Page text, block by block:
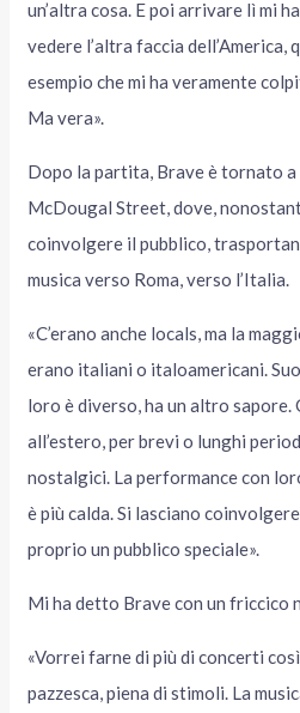
un’altra cosa. E poi arrivare lì mi
vedere l’altra faccia dell’America,
esempio che mi ha veramente
Ma vera».
Dopo la partita, Brave è tornato a
McDougal Street, dove,
coinvolgere il pubblico,
musica verso Roma, verso l’Italia.
«C’erano anche locals, ma la
erano italiani o italoamericani.
loro è diverso, ha un altro
all’estero, per brevi o lunghi
nostalgici. La performance con
è più calda. Si lasciano
proprio un pubblico speciale».
Mi ha detto Brave con un friccico
«Vorrei farne di più di concerti
pazzesca, piena di stimoli. La